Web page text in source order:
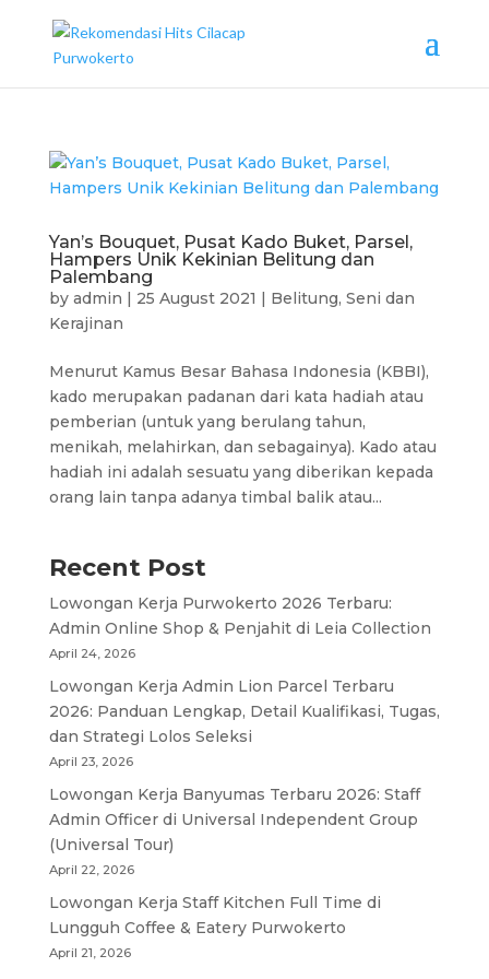
Yan’s Bouquet, Pusat Kado Buket, Parsel,
Hampers Unik Kekinian Belitung dan
Palembang
by admin | 25 August 2021 | Belitung, Seni dan
Kerajinan
Menurut Kamus Besar Bahasa Indonesia (KBBI),
kado merupakan padanan dari kata hadiah atau
pemberian (untuk yang berulang tahun,
menikah, melahirkan, dan sebagainya). Kado atau
hadiah ini adalah sesuatu yang diberikan kepada
orang lain tanpa adanya timbal balik atau...
Recent Post
Lowongan Kerja Purwokerto 2026 Terbaru:
Admin Online Shop & Penjahit di Leia Collection
April 24, 2026
Lowongan Kerja Admin Lion Parcel Terbaru
2026: Panduan Lengkap, Detail Kualifikasi, Tugas,
dan Strategi Lolos Seleksi
April 23, 2026
Lowongan Kerja Banyumas Terbaru 2026: Staff
Admin Officer di Universal Independent Group
(Universal Tour)
April 22, 2026
Lowongan Kerja Staff Kitchen Full Time di
Lungguh Coffee & Eatery Purwokerto
April 21, 2026